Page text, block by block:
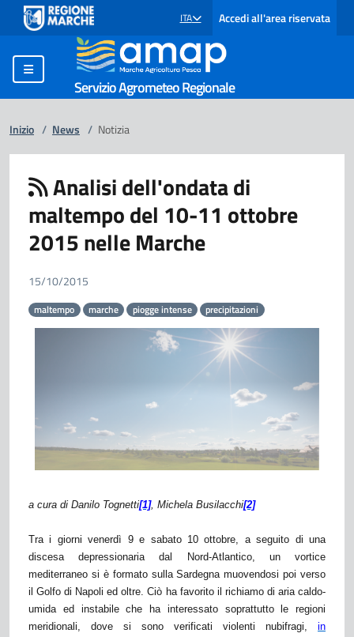
SELEZIONE LINGUA: LINGUA SELEZIONATA
ITA Accedi all'area riservata
Servizio Agrometeo Regionale
Inizio / News / Notizia
Analisi dell'ondata di
maltempo del 10-11 ottobre
2015 nelle Marche
15/10/2015
maltempo marche piogge intense precipitazioni
a cura di Danilo Tognetti[1], Michela Busilacchi[2]
Tra i giorni venerdì 9 e sabato 10 ottobre, a seguito di una
discesa depressionaria dal Nord-Atlantico, un vortice
mediterraneo si è formato sulla Sardegna muovendosi poi verso
il Golfo di Napoli ed oltre. Ciò ha favorito il richiamo di aria caldo-
umida ed instabile che ha interessato soprattutto le regioni
meridionali, dove si sono verificati violenti nubifragi, in